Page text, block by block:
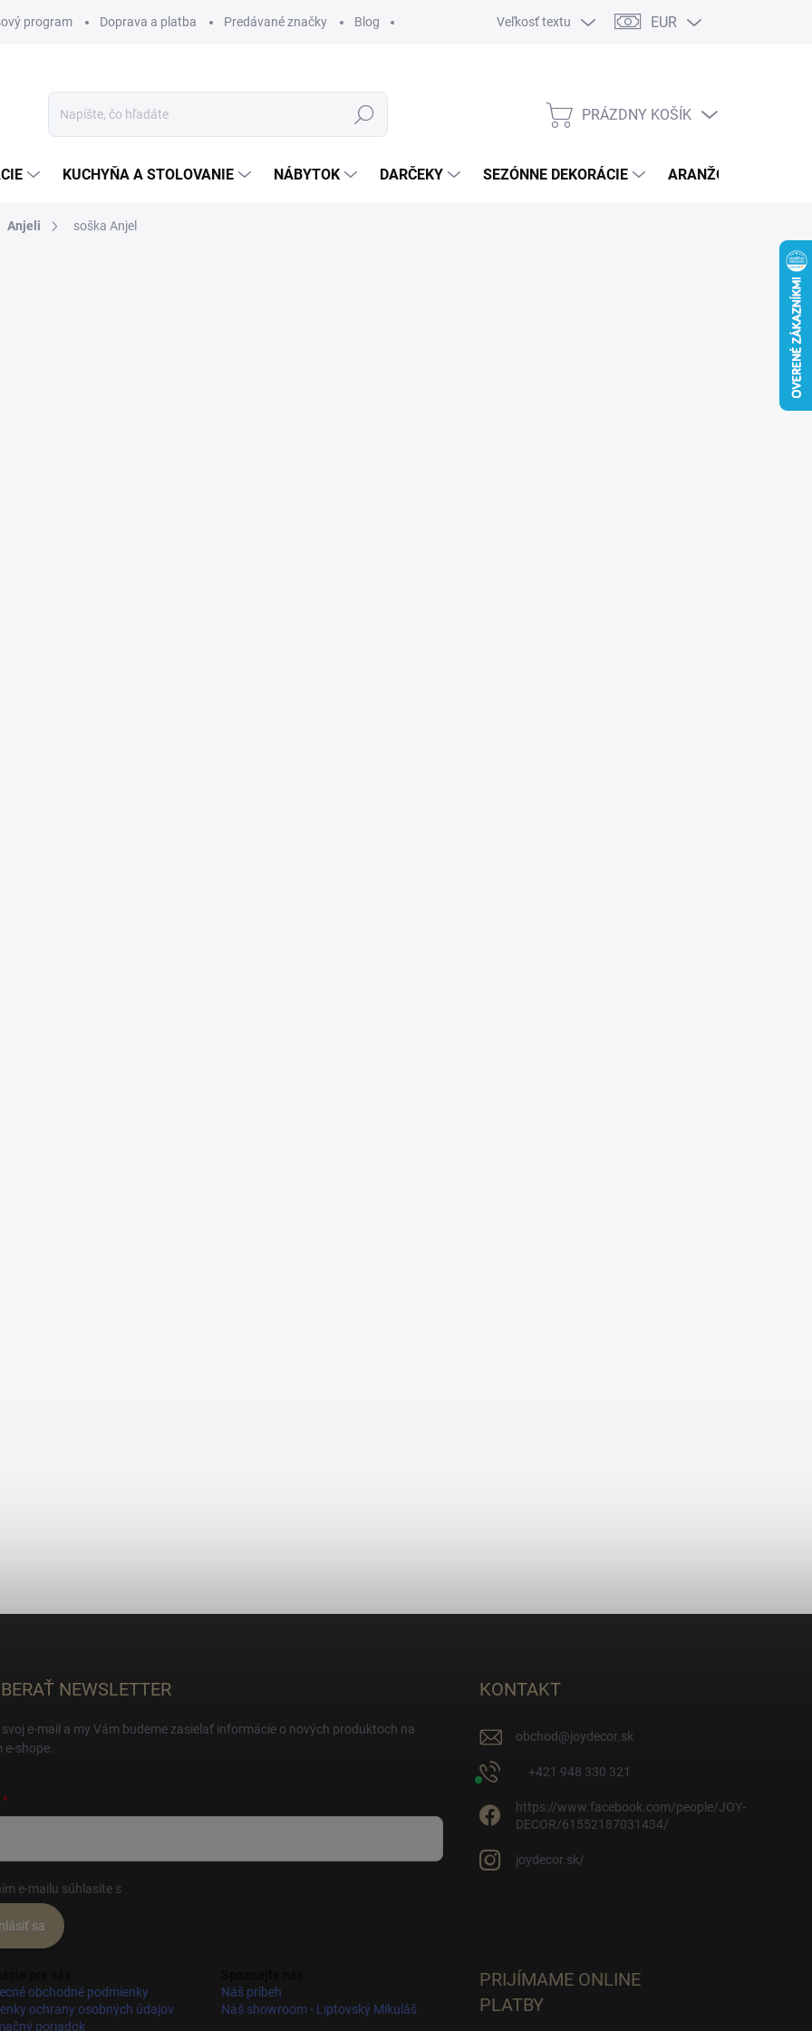
program Doprava a platba Predávané značky Blog Veľkosť textu EUR
Hľadať
NÁKUPNÝ
PRÁZDNY KOŠÍK
KUCHYŇA A STOLOVANIE NÁBYTOK DARČEKY SEZÓNNE DEKORÁCIE ARANŽOVACÍ
Anjeli soška Anjel
NEWSLETTER
e-mail a my Vám budeme zasielať informácie o nových produktoch na
shope.
e-mailu súhlasíte s
sa
KONTAKT
obchod@joydecor.sk
+421 948 330 321
https://www.facebook.com/people/JOY-
DECOR/61552187031434/
joydecor.sk/
obchodné podmienky
ochrany osobných údajov
poriadok
Náš príbeh
Náš showroom - Liptovský Mikuláš
PRIJÍMAME ONLINE
PLATBY